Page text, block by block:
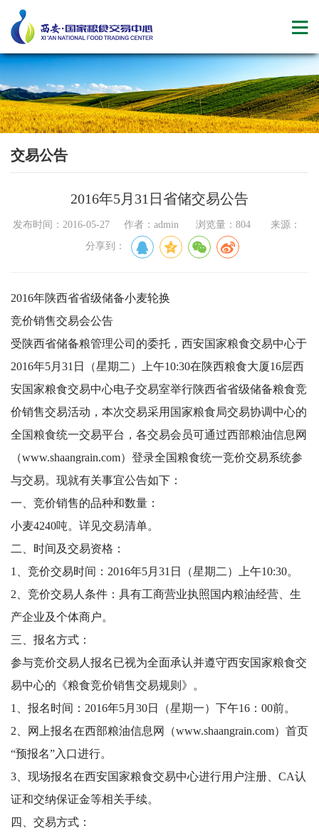
交易公告
2016年5月31日省储交易公告
发布时间：2016-05-27 作者：admin 浏览量：804 来源：
分享到：
2016年陕西省省级储备小麦轮换
竞价销售交易会公告
受陕西省储备粮管理公司的委托，西安国家粮食交易中心于
2016年5月31日（星期二）上午10:30在陕西粮食大厦16层西
安国家粮食交易中心电子交易室举行陕西省省级储备粮食竞
价销售交易活动，本次交易采用国家粮食局交易协调中心的
全国粮食统一交易平台，各交易会员可通过西部粮油信息网
（www.shaangrain.com）登录全国粮食统一竞价交易系统参
与交易。现就有关事宜公告如下：
一、竞价销售的品种和数量：
小麦4240吨。详见交易清单。
二、时间及交易资格：
1、竞价交易时间：2016年5月31日（星期二）上午10:30。
2、竞价交易人条件：具有工商营业执照国内粮油经营、生
产企业及个体商户。
三、报名方式：
参与竞价交易人报名已视为全面承认并遵守西安国家粮食交
易中心的《粮食竞价销售交易规则》。
1、报名时间：2016年5月30日（星期一）下午16：00前。
2、网上报名在西部粮油信息网（www.shaangrain.com）首页
“预报名”入口进行。
3、现场报名在西安国家粮食交易中心进行用户注册、CA认
证和交纳保证金等相关手续。
四、交易方式：